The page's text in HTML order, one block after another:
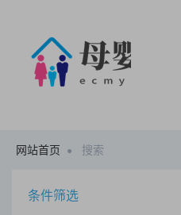
网站首页 搜索
条件筛选